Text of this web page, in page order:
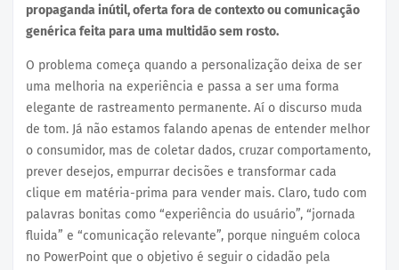
propaganda inútil, oferta fora de contexto ou comunicação
genérica feita para uma multidão sem rosto.
O problema começa quando a personalização deixa de ser
uma melhoria na experiência e passa a ser uma forma
elegante de rastreamento permanente. Aí o discurso muda
de tom. Já não estamos falando apenas de entender melhor
o consumidor, mas de coletar dados, cruzar comportamento,
prever desejos, empurrar decisões e transformar cada
clique em matéria-prima para vender mais. Claro, tudo com
palavras bonitas como “experiência do usuário”, “jornada
fluida” e “comunicação relevante”, porque ninguém coloca
no PowerPoint que o objetivo é seguir o cidadão pela